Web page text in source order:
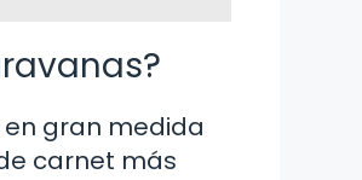
gran medida
carnet más